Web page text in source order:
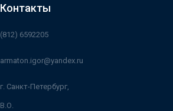
Контакты
(812) 6592205
armaton.igor@yandex.ru
г. Санкт-Петербург,
В.О.